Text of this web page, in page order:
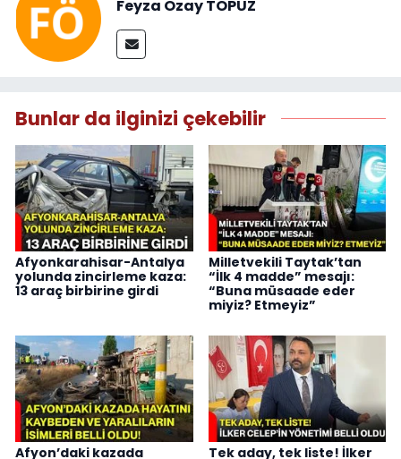
Feyza Özay TOPUZ
Bunlar da ilginizi çekebilir
Afyonkarahisar-Antalya
yolunda zincirleme kaza:
13 araç birbirine girdi
Milletvekili Taytak’tan
“İlk 4 madde” mesajı:
“Buna müsaade eder
miyiz? Etmeyiz”
Afyon’daki kazada
Tek aday, tek liste! İlker